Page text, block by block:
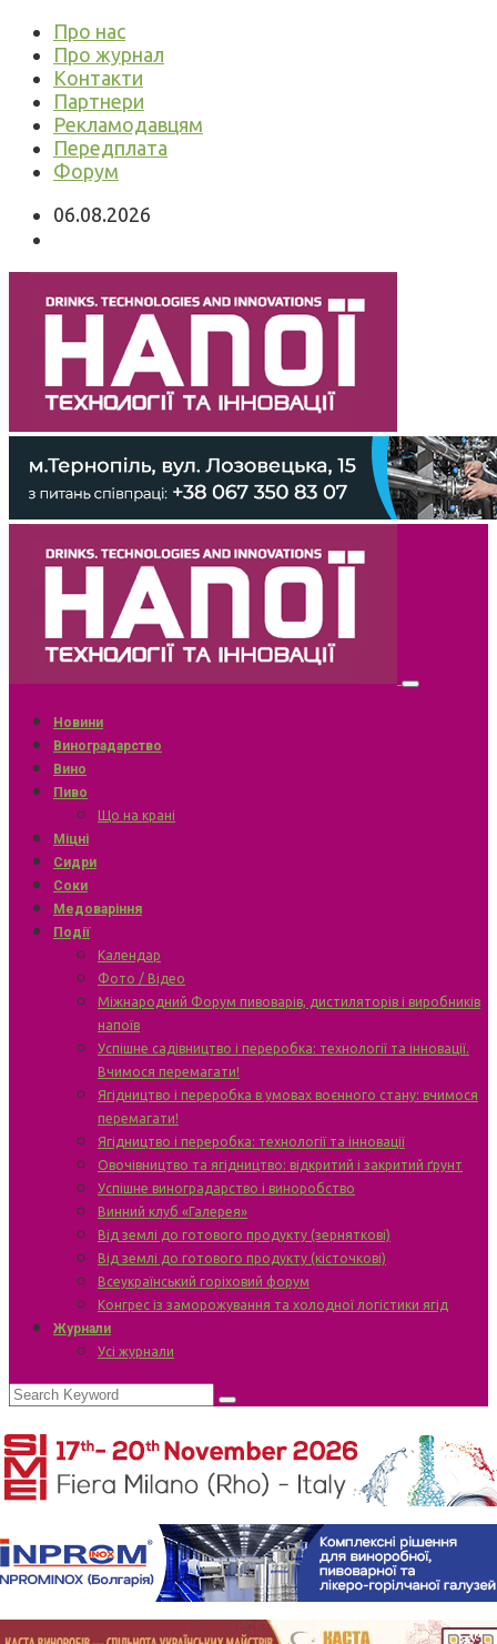
Про нас
Про журнал
Контакти
Партнери
Рекламодавцям
Передплата
Форум
06.08.2026
Новини
Виноградарство
Вино
Пиво
Що на крані
Міцні
Сидри
Соки
Медоваріння
Події
Календар
Фото / Відео
Міжнародний Форум пивоварів, дистиляторів і виробників
напоїв
Успішне садівництво і переробка: технології та інновації.
Вчимося перемагати!
Ягідництво і переробка в умовах воєнного стану: вчимося
перемагати!
Ягідництво і переробка: технології та інновації
Овочівництво та ягідництво: відкритий і закритий ґрунт
Успішне виноградарство і виноробство
Винний клуб «Галерея»
Від землі до готового продукту (зерняткові)
Від землі до готового продукту (кісточкові)
Всеукраїнський горіховий форум
Конгрес із заморожування та холодної логістики ягід
Журнали
Усі журнали